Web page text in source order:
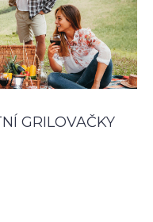
GRILOVAČKY